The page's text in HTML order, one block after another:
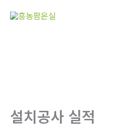
설치공사 실적